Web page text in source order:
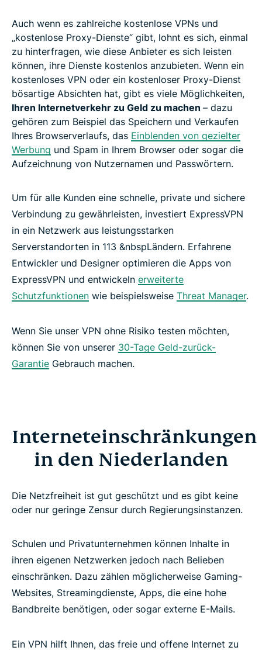
Auch wenn es zahlreiche kostenlose VPNs und
„kostenlose Proxy-Dienste“ gibt, lohnt es sich, einmal
zu hinterfragen, wie diese Anbieter es sich leisten
können, ihre Dienste kostenlos anzubieten. Wenn ein
kostenloses VPN oder ein kostenloser Proxy-Dienst
bösartige Absichten hat, gibt es viele Möglichkeiten,
Ihren Internetverkehr zu Geld zu machen – dazu
gehören zum Beispiel das Speichern und Verkaufen
Ihres Browserverlaufs, das Einblenden von gezielter
Werbung und Spam in Ihrem Browser oder sogar die
Aufzeichnung von Nutzernamen und Passwörtern.
Um für alle Kunden eine schnelle, private und sichere
Verbindung zu gewährleisten, investiert ExpressVPN
in ein Netzwerk aus leistungsstarken
Serverstandorten in 113 &nbspLändern. Erfahrene
Entwickler und Designer optimieren die Apps von
ExpressVPN und entwickeln erweiterte
Schutzfunktionen wie beispielsweise Threat Manager.
Wenn Sie unser VPN ohne Risiko testen möchten,
können Sie von unserer 30-Tage Geld-zurück-
Garantie Gebrauch machen.
Interneteinschränkungen
in den Niederlanden
Die Netzfreiheit ist gut geschützt und es gibt keine
oder nur geringe Zensur durch Regierungsinstanzen.
Schulen und Privatunternehmen können Inhalte in
ihren eigenen Netzwerken jedoch nach Belieben
einschränken. Dazu zählen möglicherweise Gaming-
Websites, Streamingdienste, Apps, die eine hohe
Bandbreite benötigen, oder sogar externe E-Mails.
Ein VPN hilft Ihnen, das freie und offene Internet zu